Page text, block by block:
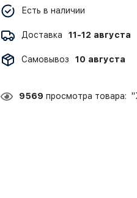
Есть в наличии
Доставка 11-12 августа
Самовывоз 10 августа
9569 просмотра товара: